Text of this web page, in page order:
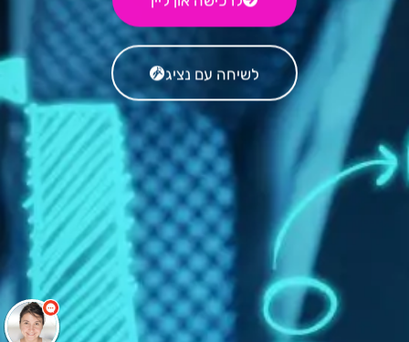
לשיחה עם נציג
שלום
אני
הצ'אטבוט של האתר!
צריך עזרה? התחל
שיחה.